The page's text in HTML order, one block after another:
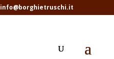
info@borghietruschi.it